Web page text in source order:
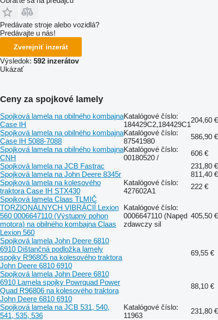
Predávate stroje alebo vozidlá?
Predávajte u nás!
Zverejniť inzerát
Výsledok: 592 inzerátov
Ukázať
Ceny za spojkové lamely
Spojková lamela na obilného kombajna
Case IH
Katalógové číslo:
184429C2,184429C1
204,60 €
Spojková lamela na obilného kombajna
Case IH 5088-7088
Katalógové číslo:
87541980
586,90 €
Spojková lamela na obilného kombajna
CNH
Katalógové číslo:
00180520 /
606 €
Spojková lamela na JCB Fastrac
231,80 €
Spojková lamela na John Deere 8345r
811,40 €
Spojková lamela na kolesového
traktora Case IH STX430
Katalógové číslo:
427602A1
222 €
Spojková lamela Claas TLMIČ
TORZIONÁLNYCH VIBRÁCIÍ Lexion
560 0006647110 (Výstupný pohon
motora) na obilného kombajna Claas
Lexion 560
Katalógové číslo:
0006647110 (Napęd
zdawczy sil
405,50 €
Spojková lamela John Deere 6810
6910 Dištančná podložka lamely
spojky R96805 na kolesového traktora
John Deere 6810 6910
69,55 €
Spojková lamela John Deere 6810
6910 Lamela spojky Powrquad Power
Quad R96806 na kolesového traktora
John Deere 6810 6910
88,10 €
Spojková lamela na JCB 531, 540,
541, 535, 536
Katalógové číslo:
11963
231,80 €